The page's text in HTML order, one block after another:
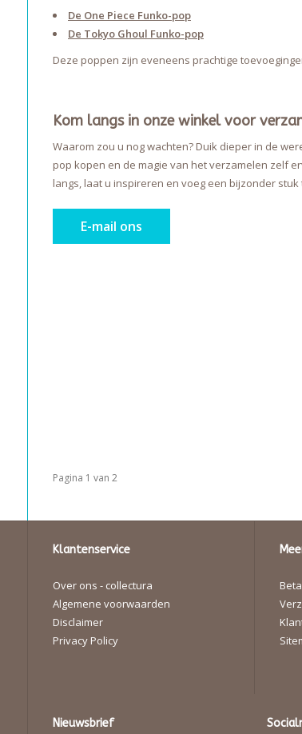
De One Piece Funko-pop
De Tokyo Ghoul Funko-pop
Deze poppen zijn eveneens prachtige
Kom langs in onze winkel voor
Waarom zou u nog wachten? Duik dieper in de
pop kopen en de magie van het verzamelen zelf
langs, laat u inspireren en voeg een bijzonder
E-mail ons
Pagina 1 van 2
Klantenservice
Over ons - collectura
Algemene voorwaarden
Disclaimer
Privacy Policy
Nieuwsbrief